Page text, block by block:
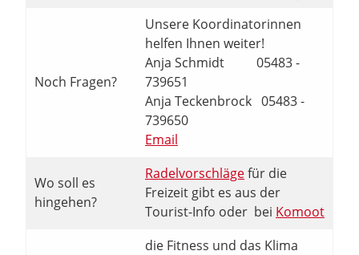
Noch Fragen?
Unsere Koordinatorinnen
helfen Ihnen weiter!
Anja Schmidt 05483 -
739651
Anja Teckenbrock 05483 -
739650
Email
Wo soll es
hingehen?
Radelvorschlägefür die
Freizeit gibt es aus der
Tourist-Info oder bei Komoot
die Fitness und das Klima